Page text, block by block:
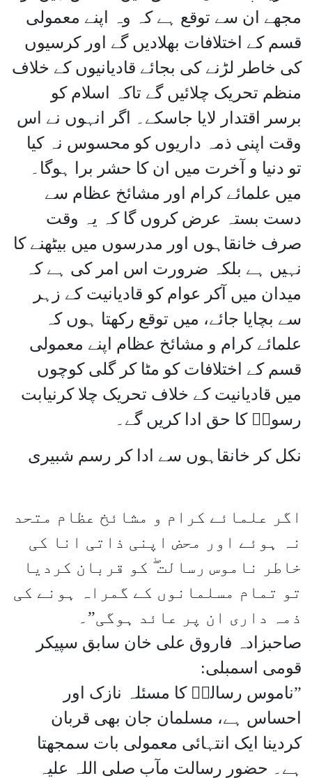
مجھے ان سے توقع ہے کہ وہ اپنے معمولی
قسم کے اختلافات بھلادیں گے اور کرسیوں
کی خاطر لڑنے کی بجائے قادیانیوں کے خلاف
منظم تحریک چلائیں گے تاکہ اسلام کو
برسر اقتدار لایا جاسکے۔ اگر انہوں نے اس
وقت اپنی ذمہ داریوں کو محسوس نہ کیا
تو دنیا و آخرت میں ان کا حشر برا ہوگا۔
میں علمائے کرام اور مشائخ عظام سے
دست بستہ عرض کروں گا کہ یہ وقت
صرف خانقاہوں اور مدرسوں میں بیٹھنے کا
نہیں ہے بلکہ ضرورت اس امر کی ہے کہ
میدان میں آکر عوام کو قادیانیت کے زہر
سے بچایا جائے، میں توقع رکھتا ہوں کہ
علمائے کرام و مشائخ عظام اپنے معمولی
قسم کے اختلافات کو مٹا کر گلی کوچوں
میں قادیانیت کے خلاف تحریک چلا کرنیابت
رسولۖ کا حق ادا کریں گے۔
نکل کر خانقاہوں سے ادا کر رسم شبیری
اگر علمائے کرام و مشائخ عظام متحد
نہ ہوئے اور محض اپنی ذاتی انا کی
خاطر ناموس رسالت ۖ کو قربان کردیا
تو تمام مسلمانوں کے گمراہ ہونے کی
ذمہ داری ان پر عائد ہوگی”۔
صاحبزادہ فاروق علی خان سابق سپیکر
قومی اسمبلی:
”ناموس رسالتۖ کا مسئلہ نازک اور
احساس ہے، مسلمان جان بھی قربان
کردینا ایک انتہائی معمولی بات سمجھتا
ہے۔ حضور رسالت مآب صلی اللہ علیہ